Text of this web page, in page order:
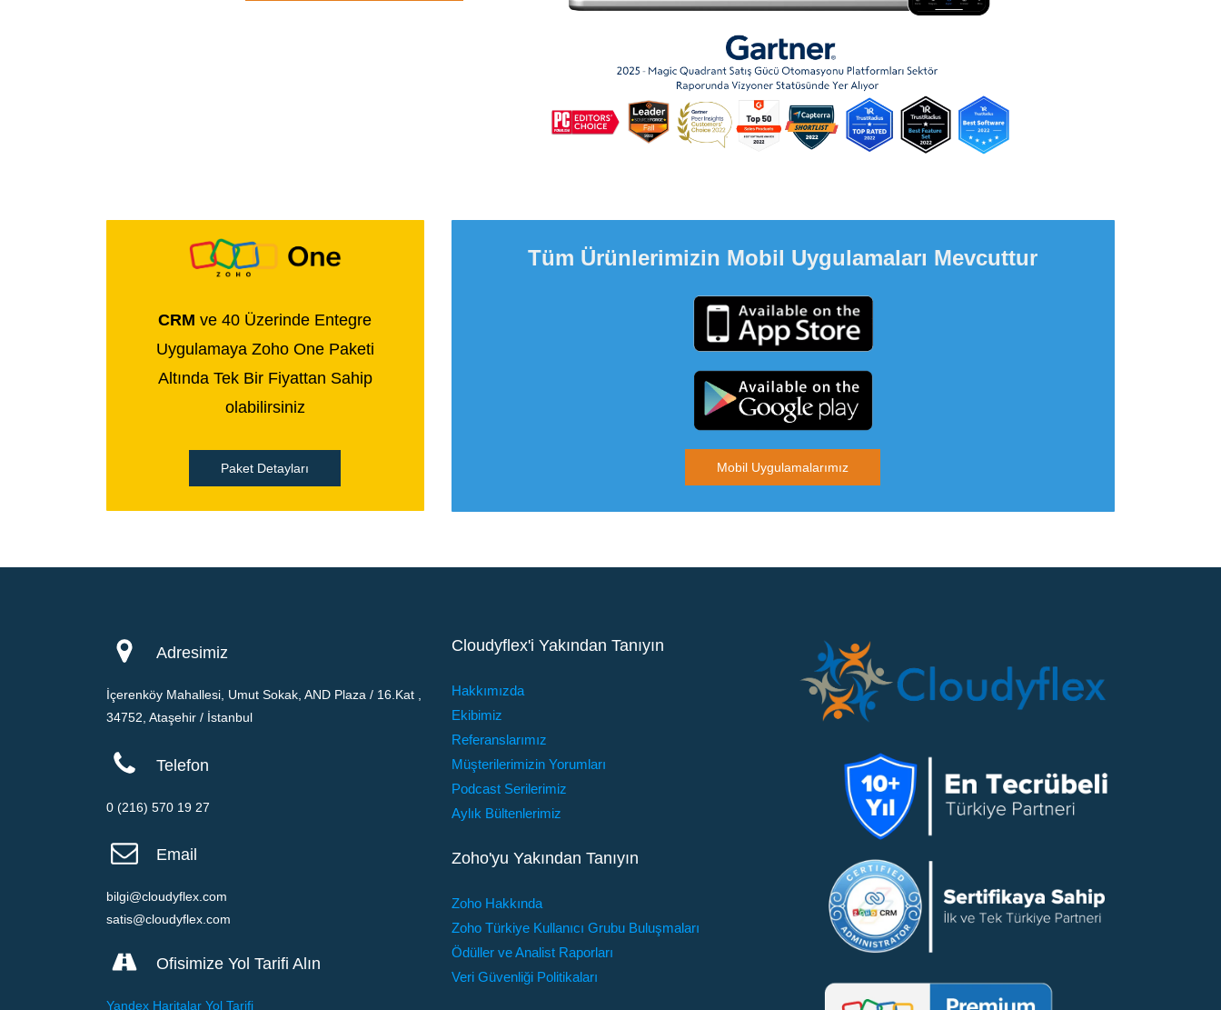
CRMve 40 Üzerinde Entegre
Uygulamaya Zoho One Paketi
Altında Tek Bir Fiyattan Sahip
olabilirsiniz
Paket Detayları
Tüm Ürünlerimizin Mobil Uygulamaları Mevcuttur
Mobil Uygulamalarımız
Adresimiz
İçerenköy Mahallesi, Umut Sokak, AND Plaza / 16.Kat ,
34752, Ataşehir / İstanbul
Telefon
0 (216) 570 19 27
Email
bilgi@cloudyflex.com
satis@cloudyflex.com
Ofisimize Yol Tarifi Alın
Yandex Haritalar Yol Tarifi
Cloudyflex'i Yakından Tanıyın
Hakkımızda
Ekibimiz
Referanslarımız
Müşterilerimizin Yorumları
Podcast Serilerimiz
Aylık Bültenlerimiz
Zoho'yu Yakından Tanıyın
Zoho Hakkında
Zoho Türkiye Kullanıcı Grubu Buluşmaları
Ödüller ve Analist Raporları
Veri Güvenliği Politikaları